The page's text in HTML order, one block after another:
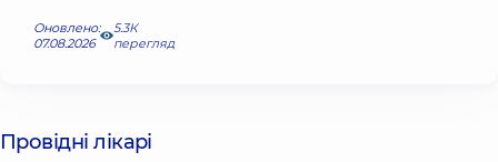
Оновлено:
07.08.2026
5.3К
перегляд
Провідні лікарі